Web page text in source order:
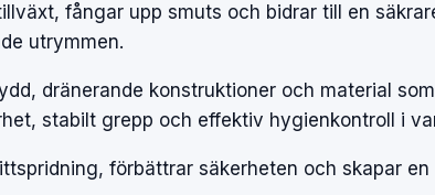
fångar upp smuts och bidrar till en
utrymmen.
dränerande konstruktioner och material
stabilt grepp och effektiv hygienkontroll i
förbättrar säkerheten och skapar en